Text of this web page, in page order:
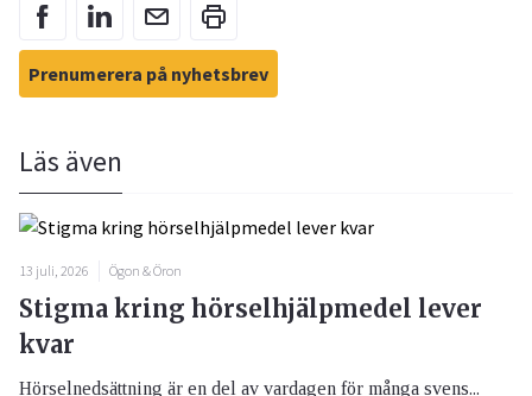
Prenumerera på nyhetsbrev
Läs även
13 juli, 2026 Ögon & Öron
Stigma kring hörselhjälpmedel lever
kvar
Hörselnedsättning är en del av vardagen för många svens...